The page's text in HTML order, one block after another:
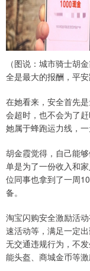
（图说：城市骑士胡
全是最大的报酬，平
在她看来，安全首先
会超时，也不会为了
她属于蜂跑运力线，
胡金霞觉得，自己能
单是为了一份收入和
位同事也拿到了一周
备。
淘宝闪购安全激励活
速活动等，满足一定
无交通违规行为，不
能头盔、商城金币等激